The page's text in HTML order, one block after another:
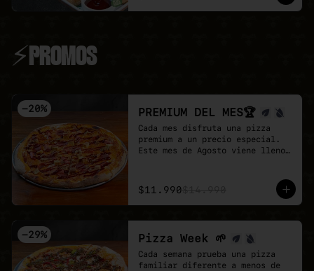
BBQ.
⚡PROMOS
-20% PREMIUM DEL MES🏆
Cada mes disfruta una pizza
premium a un precio especial.
Este mes de Agosto viene lleno
- Poyo tender, carne mex,
salchicha, pepperoni y un toque
de salsa barbecue sobre base de
$11.990
-29% Pizza Week 🌱
Cada semana prueba una pizza
familiar diferente a menos de